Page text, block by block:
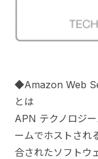
◆Amazon Web
とは
APN テクノロジ
ームでホストされ
合されたソフトウ